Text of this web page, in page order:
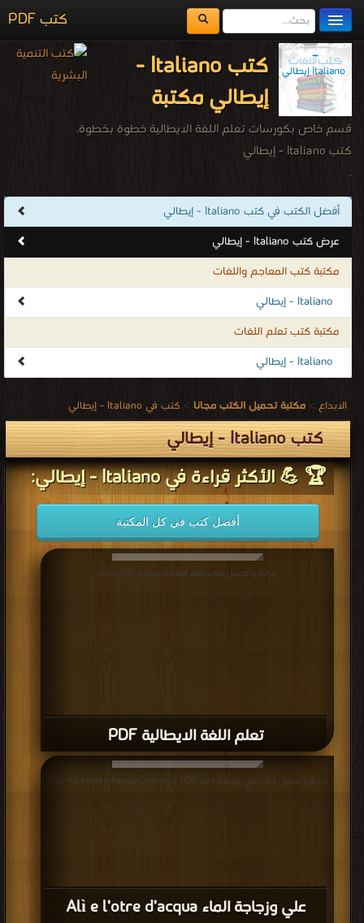
كتب PDF
مكتبة الكتب
المكتبات
يُقرأ حالياً
الفهرس
كتب Italiano -
إيطالي مكتبة
قسم خاص بكورسات تعلم اللغة الايطالية خطوة بخطوة.
كتب Italiano - إيطالي
.
أفضل الكتب في كتب Italiano - إيطالي
عرض كتب Italiano - إيطالي
مكتبة كتب المعاجم واللغات
Italiano - إيطالي
مكتبة كتب تعلم اللغات
Italiano - إيطالي
الابداع > مكتبة تحميل الكتب مجانا > كتب في Italiano - إيطالي
كتب Italiano - إيطالي
🏆 💪 الأكثر قراءة في Italiano - إيطالي:
أفضل كتب في كل المكتبة
تعلم اللغة الايطالية PDF
قراءة و تحميل كتاب تعلم اللغة الايطالية PDF مجانا
علي وزجاجة الماء Alì e l’otre d’acqua
قراءة و تحميل كتاب علي وزجاجة الماء Alì e l’otre d’acqua _marocco PDF مجانا